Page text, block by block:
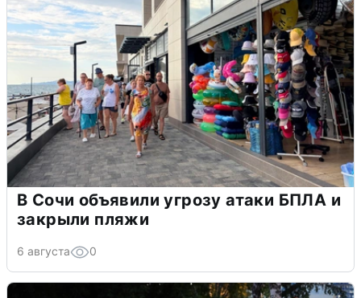
В Сочи объявили угрозу атаки БПЛА и
закрыли пляжи
6 августа 0